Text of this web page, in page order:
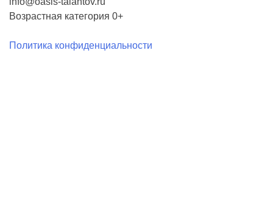
Возрастная категория 0+
Политика конфиденциальности